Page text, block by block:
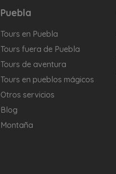
Puebla
Tours en Puebla
Tours fuera de Puebla
Tours de aventura
Tours en pueblos mágicos
Otros servicios
Blog
Montaña